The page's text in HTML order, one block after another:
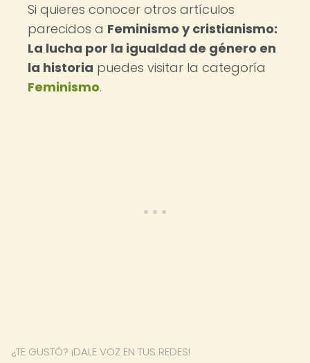
Si quieres conocer otros artículos
parecidos a Feminismo y cristianismo:
La lucha por la igualdad de género en
la historia puedes visitar la categoría
Feminismo.
¿TE GUSTÓ? ¡DALE VOZ EN TUS REDES!